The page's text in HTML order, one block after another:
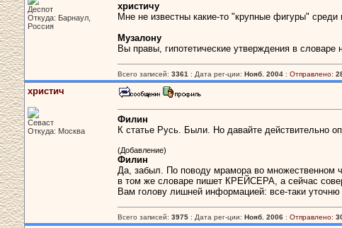
Деспот
Откуда: Барнаул,
Россия
христичу
Мне не известны какие-то "крупные фигуры"
Музалону
Вы правы, гипотетические утверждения в
Всего записей: 3361 : Дата рег-ции: Нояб. 2004 : Отправлено:
христич
Севаст
Откуда: Москва
Филин
К статье Русь. Были. Но давайте действительно
(Добавление)
Филин
Да, забыл. По поводу мрамора во множественном
в том же словаре пишет КРЕЙСЕРА, а сейчас
Вам голову лишней информацией: все-таки
Всего записей: 3975 : Дата рег-ции: Нояб. 2006 : Отправлено: